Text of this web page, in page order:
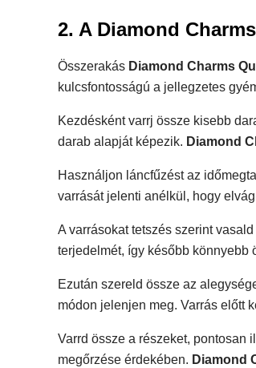
2. A Diamond
Összerakás Diamond Charms
kulcsfontosságú a jellegzetes
Kezdésként varrj össze kisebb
darab alapját képezik. Diamond
Használjon láncfűzést az
varrását jelenti anélkül, hogy
A varrásokat tetszés szerint
terjedelmét, így később könnyebb
Ezután szereld össze az
módon jelenjen meg. Varrás előtt
Varrd össze a részeket, pontosan
megőrzése érdekében. Diamond